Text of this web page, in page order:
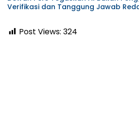
Verifikasi dan Tanggung Jawab
Post Views: 324